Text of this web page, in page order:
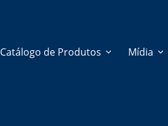
Catálogo de Produtos Mídia